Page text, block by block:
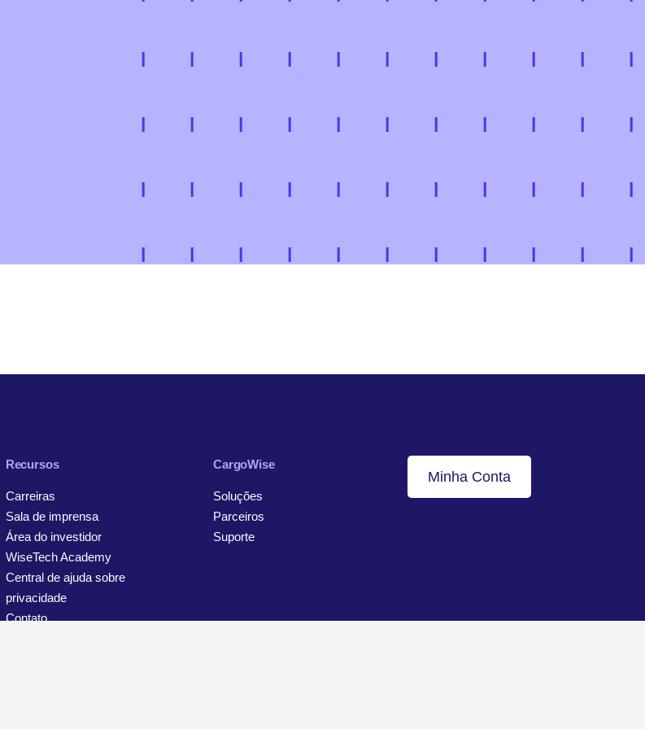
Recursos
Carreiras
Sala de imprensa
Área do investidor
WiseTech Academy
Central de ajuda sobre
privacidade
Contato
CargoWise
Soluções
Parceiros
Suporte
Minha Conta